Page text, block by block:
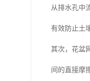
从排水孔中
有效防止土
其次，花盆
间的直接摩